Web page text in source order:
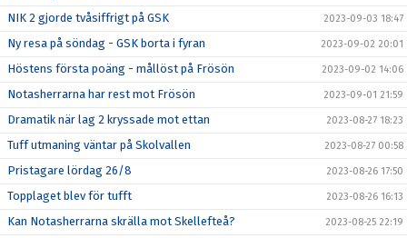
NIK 2 gjorde tvåsiffrigt på GSK 2023-09-03 18:47
Ny resa på söndag - GSK borta i fyran 2023-09-02 20:01
Höstens första poäng - mållöst på Frösön 2023-09-02 14:06
Notasherrarna har rest mot Frösön 2023-09-01 21:59
Dramatik när lag 2 kryssade mot ettan 2023-08-27 18:23
Tuff utmaning väntar på Skolvallen 2023-08-27 00:58
Pristagare lördag 26/8 2023-08-26 17:50
Topplaget blev för tufft 2023-08-26 16:13
Kan Notasherrarna skrälla mot Skellefteå? 2023-08-25 22:19